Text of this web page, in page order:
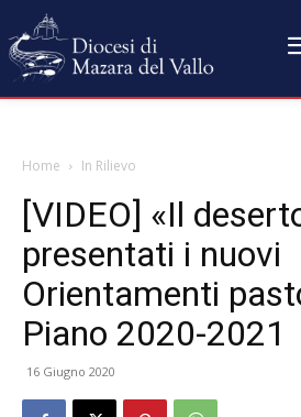
Home In Rilievo
[VIDEO] «Il
presentati i nuovi
Orientamenti
Piano 2020-2021
16 Giugno 2020